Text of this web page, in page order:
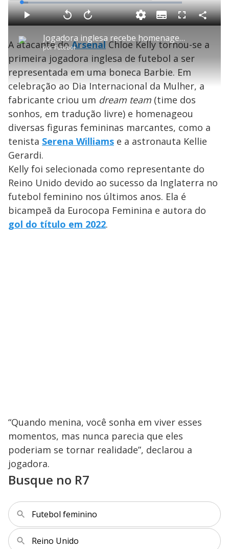
Opens in new window
P
l
a
y
V
i
d
Jogadora inglesa recebe homenagem em celebração ao Dia da Mulher
porFutebol
P V
t
a
r
0
n
d
s
A
n
ç
a
1
s
e
u
n
o
s
M
u
L
o
a
d
e
4
.
2
8
%
S
u
b
i
t
l
s
F
l
s
c
e
n
C
o
A atacante doArsenalChloe Kelly tornou-se a
primeira jogadora inglesa de futebol a ser
representada em uma boneca Barbie. Em
celebração ao Dia Internacional da Mulher, a
fabricante criou um dream team (time dos
sonhos, em tradução livre) e homenageou
diversas figuras femininas marcantes, como a
tenista Serena Williams e a astronauta Kellie
Gerardi.
Kelly foi selecionada como representante do
Reino Unido devido ao sucesso da Inglaterra no
futebol feminino nos últimos anos. Ela é
bicampeã da Eurocopa Feminina e autora do
gol do título em 2022.
“Quando menina, você sonha em viver esses
momentos, mas nunca parecia que eles
poderiam se tornar realidade”, declarou a
jogadora.
Busque no R7
Futebol feminino
Reino Unido